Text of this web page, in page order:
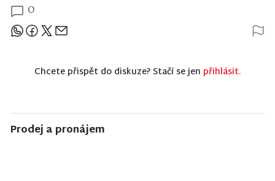
0
Sdílejte článek
Chcete přispět do diskuze? Stačí se jen přihlásit.
Prodej a pronájem